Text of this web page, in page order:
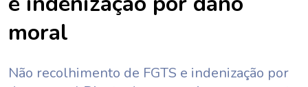
moral
Não recolhimento de FGTS e indenização por